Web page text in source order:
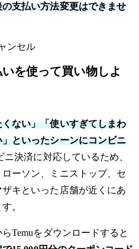
支払い方法変更はできませ
ンセル
を使って買い物しよ
ない」「使いすぎてしまわ
といったシーンにコンビニ
ニ決済に対応しているため、
ーソン、ミニストップ、セ
キといった店舗が近くにあ
。
Temuをダウンロードすると